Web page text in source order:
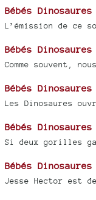
Bébés
L’émission de ce
Bébés
Comme souvent,
Bébés
Les Dinosaures
Bébés
Si deux gorilles
Bébés
Jesse Hector est